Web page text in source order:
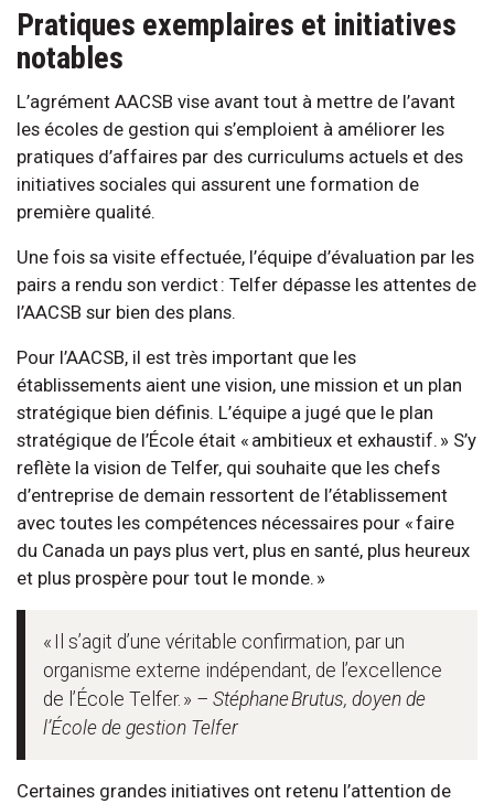
Pratiques exemplaires et initiatives
notables
L’agrément AACSB vise avant tout à mettre de l’avant
les écoles de gestion qui s’emploient à améliorer les
pratiques d’affaires par des curriculums actuels et des
initiatives sociales qui assurent une formation de
première qualité.
Une fois sa visite effectuée, l’équipe d’évaluation par les
pairs a rendu son verdict : Telfer dépasse les attentes de
l’AACSB sur bien des plans.
Pour l’AACSB, il est très important que les
établissements aient une vision, une mission et un plan
stratégique bien définis. L’équipe a jugé que le plan
stratégique de l’École était « ambitieux et exhaustif. » S’y
reflète la vision de Telfer, qui souhaite que les chefs
d’entreprise de demain ressortent de l’établissement
avec toutes les compétences nécessaires pour « faire
du Canada un pays plus vert, plus en santé, plus heureux
et plus prospère pour tout le monde. »
« Il s’agit d’une véritable confirmation, par un
organisme externe indépendant, de l’excellence
de l’École Telfer. » – Stéphane Brutus, doyen de
l’École de gestion Telfer
Certaines grandes initiatives ont retenu l’attention de